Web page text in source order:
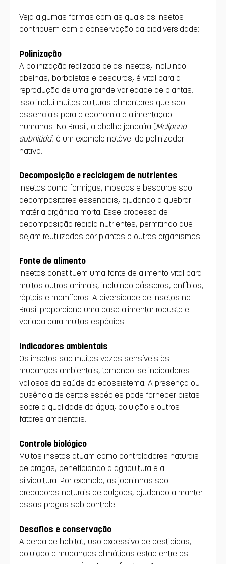
Veja algumas formas com as quais os insetos
contribuem com a conservação da biodiversidade:
Polinização
A polinização realizada pelos insetos, incluindo
abelhas, borboletas e besouros, é vital para a
reprodução de uma grande variedade de plantas.
Isso inclui muitas culturas alimentares que são
essenciais para a economia e alimentação
humanas. No Brasil, a abelha jandaíra (Melipona
subnitida) é um exemplo notável de polinizador
nativo.
Decomposição e reciclagem de nutrientes
Insetos como formigas, moscas e besouros são
decompositores essenciais, ajudando a quebrar
matéria orgânica morta. Esse processo de
decomposição recicla nutrientes, permitindo que
sejam reutilizados por plantas e outros organismos.
Fonte de alimento
Insetos constituem uma fonte de alimento vital para
muitos outros animais, incluindo pássaros, anfíbios,
répteis e mamíferos. A diversidade de insetos no
Brasil proporciona uma base alimentar robusta e
variada para muitas espécies.
Indicadores ambientais
Os insetos são muitas vezes sensíveis às
mudanças ambientais, tornando-se indicadores
valiosos da saúde do ecossistema. A presença ou
ausência de certas espécies pode fornecer pistas
sobre a qualidade da água, poluição e outros
fatores ambientais.
Controle biológico
Muitos insetos atuam como controladores naturais
de pragas, beneficiando a agricultura e a
silvicultura. Por exemplo, as joaninhas são
predadores naturais de pulgões, ajudando a manter
essas pragas sob controle.
Desafios e conservação
A perda de habitat, uso excessivo de pesticidas,
poluição e mudanças climáticas estão entre as